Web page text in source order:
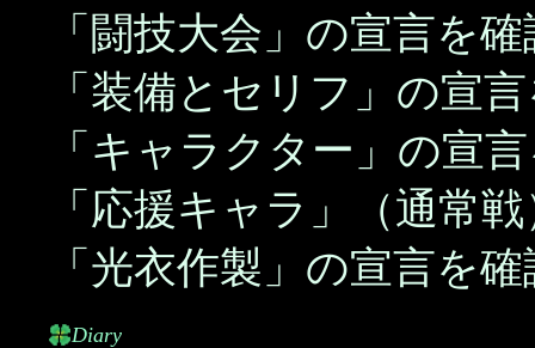
「闘技大会」の宣言を
「装備とセリフ」の宣
「キャラクター」の宣
「応援キャラ」（通常
「光衣作製」の宣言を
Diary